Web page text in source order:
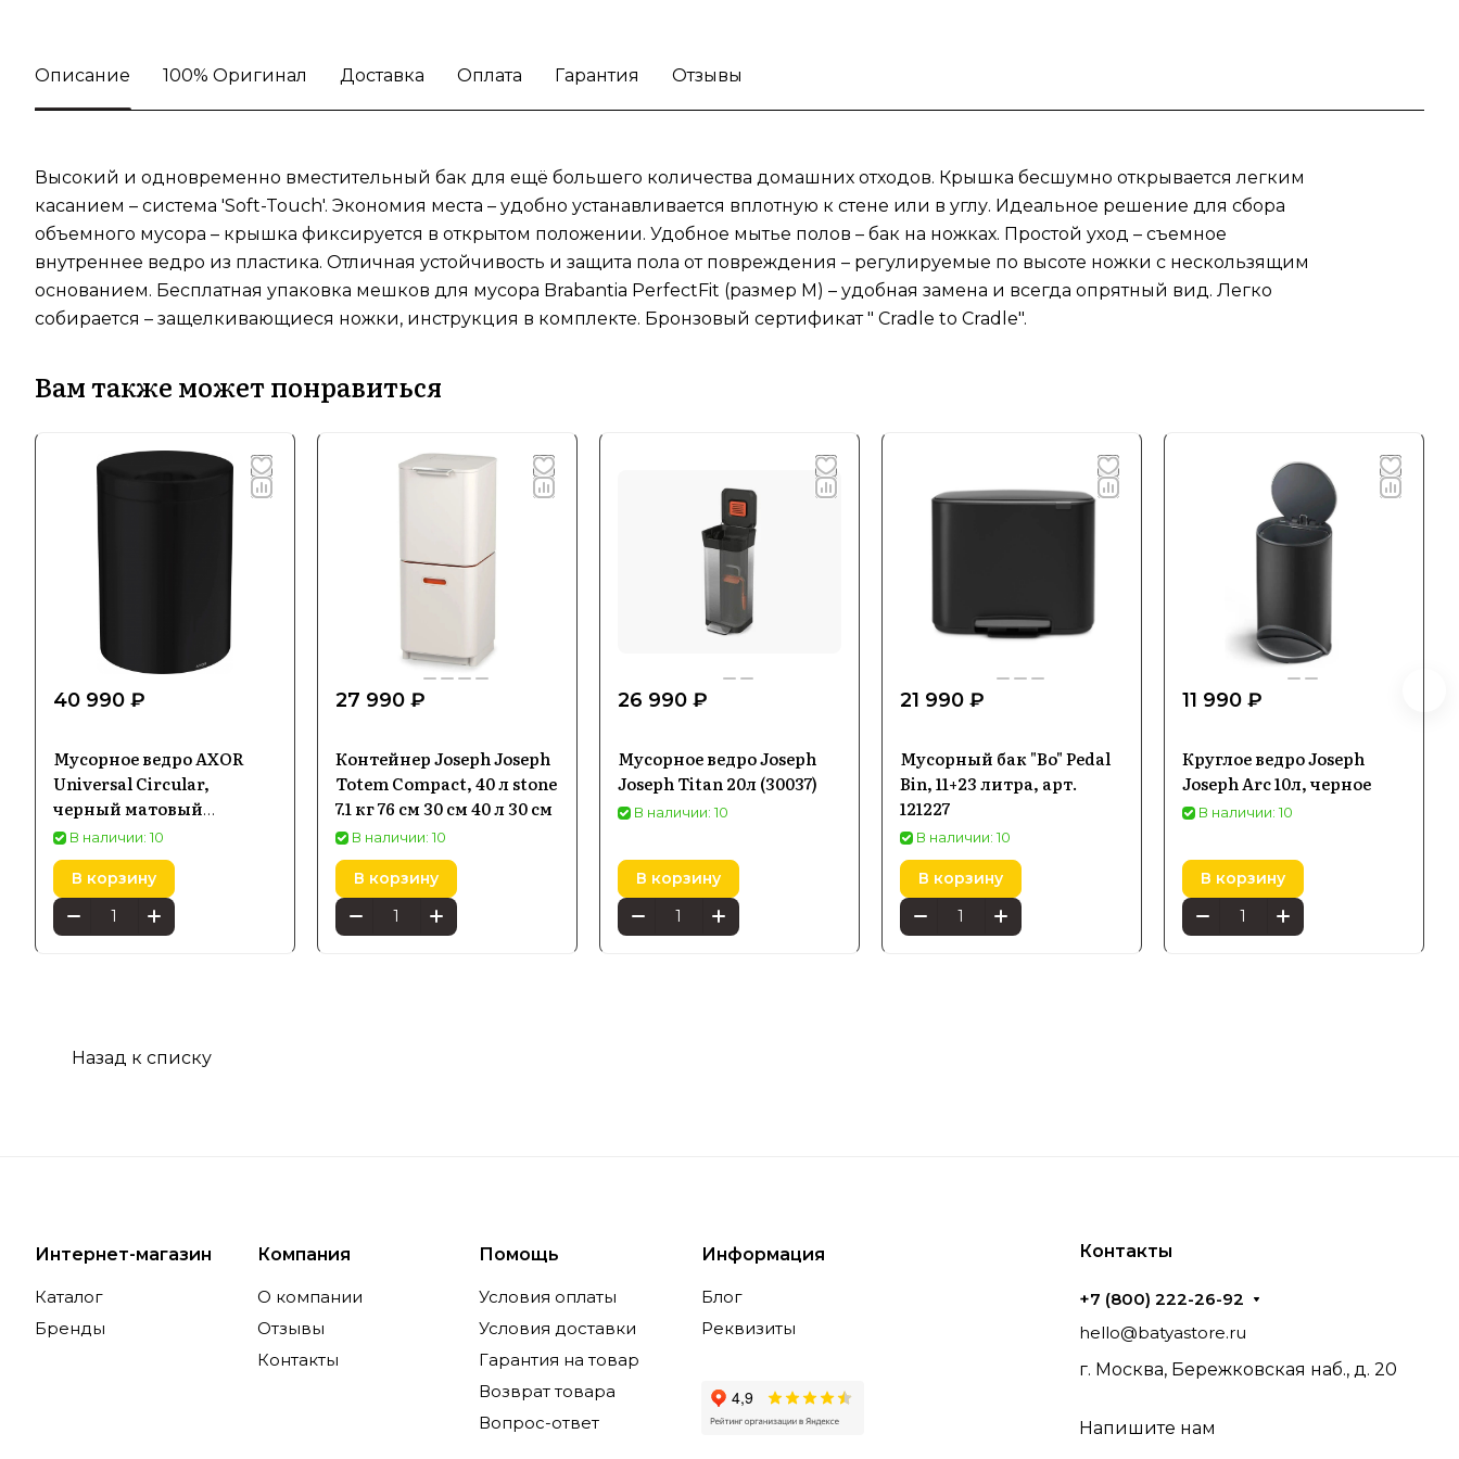
Описание 100% Оригинал Доставка Оплата Гарантия Отзывы
Высокий и одновременно вместительный бак для ещё большего количества домашних отходов. Крышка бесшумно открывается легким
касанием – система 'Soft-Touch'. Экономия места – удобно устанавливается вплотную к стене или в углу. Идеальное решение для сбора
объемного мусора – крышка фиксируется в открытом положении. Удобное мытье полов – бак на ножках. Простой уход – съемное
внутреннее ведро из пластика. Отличная устойчивость и защита пола от повреждения – регулируемые по высоте ножки с нескользящим
основанием. Бесплатная упаковка мешков для мусора Brabantia PerfectFit (размер M) – удобная замена и всегда опрятный вид. Легко
собирается – защелкивающиеся ножки, инструкция в комплекте. Бронзовый сертификат " Cradle to Cradle".
Вам также может понравиться
40 990 ₽
Мусорное ведро AXOR
Universal Circular,
черный матовый
42872670
В наличии: 10
В корзину
27 990 ₽
Контейнер Joseph Joseph
Totem Compact, 40 л stone
7.1 кг 76 см 30 см 40 л 30 см
В наличии: 10
В корзину
26 990 ₽
Мусорное ведро Joseph
Joseph Titan 20л (30037)
В наличии: 10
В корзину
21 990 ₽
Мусорный бак "Bo" Pedal
Bin, 11+23 литра, арт.
121227
В наличии: 10
В корзину
11 990 ₽
Круглое ведро Joseph
Joseph Arc 10л, черное
В наличии: 10
В корзину
Назад к списку
Интернет-магазин
Каталог
Бренды
Компания
О компании
Отзывы
Контакты
Помощь
Условия оплаты
Условия доставки
Гарантия на товар
Возврат товара
Вопрос-ответ
Информация
Блог
Реквизиты
Контакты
+7 (800) 222-26-92
hello@batyastore.ru
г. Москва, Бережковская наб., д. 20
Напишите нам